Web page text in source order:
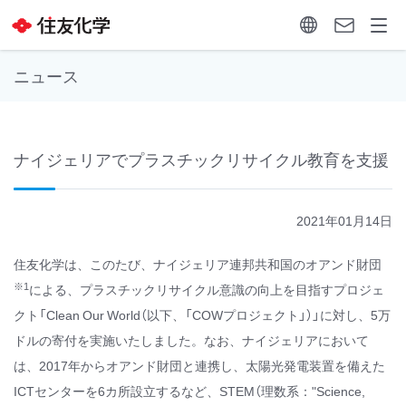
ニュース
ナイジェリアでプラスチックリサイクル教育を支援
2021年01月14日
住友化学は、このたび、ナイジェリア連邦共和国のオアンド財団
※1 による、プラスチックリサイクル意識の向上を目指すプロジェ
クト「Clean Our World（以下、「COWプロジェクト」）」に対し、5万
ドルの寄付を実施いたしました。なお、ナイジェリアにおいて
は、2017年からオアンド財団と連携し、太陽光発電装置を備えた
ICTセンターを6カ所設立するなど、STEM（理数系："Science,